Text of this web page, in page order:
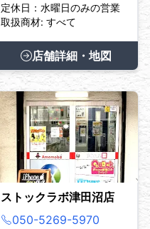
定休日：水曜日のみの営業
取扱商材: すべて
店舗詳細・地図
ストックラボ津田沼店
050-5269-5970